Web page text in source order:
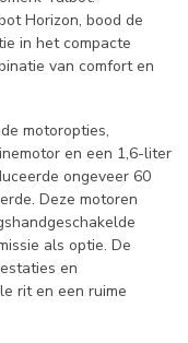
Horizon, bood de
in het compacte
van comfort en
motoropties,
en een 1,6-liter
ongeveer 60
Deze motoren
als optie. De
en
rit en een ruime